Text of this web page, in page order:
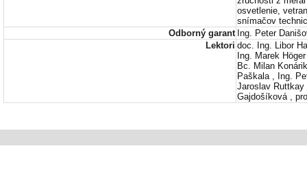
osvetlenie,
snímačov
Odborný garant Ing. Peter
Lektori doc. Ing. Libor
Ing. Marek
Bc. Milan
Paškala , Ing.
Jaroslav Ruttkay
Gajdošíková ,